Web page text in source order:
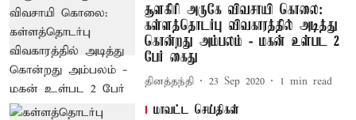
சூளகிரி அருகே விவசாயி கொலை:
கள்ளத்தொடர்பு விவகாரத்தில் அடித்து
கொன்றது அம்பலம் - மகன் உள்பட 2
பேர் கைது
தினத்தந்தி 23 Sep 2020 1 min read
மாவட்ட செய்திகள்